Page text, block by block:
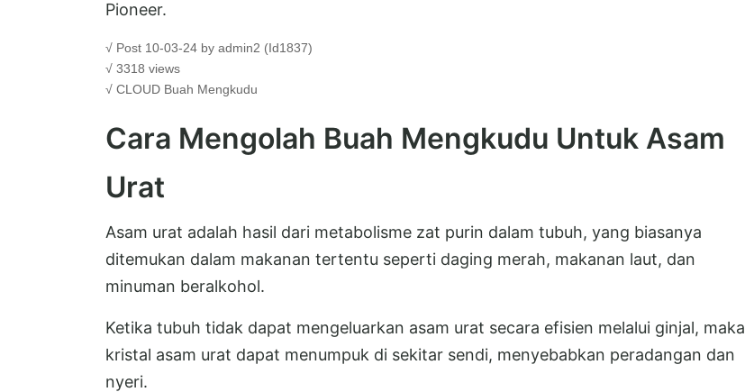
Pioneer.
√ Post 10-03-24 by admin2 (Id1837)
√ 3318 views
√ CLOUD Buah Mengkudu
Cara Mengolah Buah Mengkudu Untuk Asam
Urat
Asam urat adalah hasil dari metabolisme zat purin dalam tubuh, yang biasanya
ditemukan dalam makanan tertentu seperti daging merah, makanan laut, dan
minuman beralkohol.
Ketika tubuh tidak dapat mengeluarkan asam urat secara efisien melalui ginjal, maka
kristal asam urat dapat menumpuk di sekitar sendi, menyebabkan peradangan dan
nyeri.